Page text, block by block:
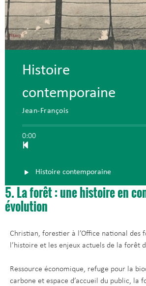
Histoire
contemporaine
Jean-François
0:00
Histoire contemporaine
5. La forêt : une histoire en
évolution
Christian, forestier à l’Office national des
l’histoire et les enjeux actuels de la forêt
Ressource économique, refuge pour la
carbone et espace d’accueil du public, la